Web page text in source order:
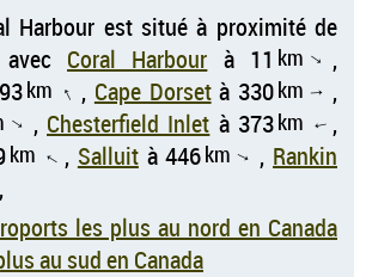
Harbour est situé à proximité de
Coral Harbour à 11 km ↑ ,
km ↑ , Cape Dorsetà 330km ↑
,
↑ , Chesterfield Inlet à 373km ↑ ,
km ↑ , Salluità 446km ↑ , Rankin
,
les plus au nord en Canada
au sud en Canada